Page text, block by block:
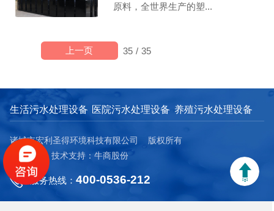
原料，全世界生产的塑...
35 / 35
上一页
生活污水处理设备 医院污水处理设备 养殖污水处理设备
诸城市宏利圣得环境科技有限公司 版权所有
网站地图
技术支持：牛商股份
服务热线： 400-0536-212